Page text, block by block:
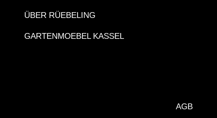
ÜBER RÜEBELING
GARTENMOEBEL KASSEL
AGB